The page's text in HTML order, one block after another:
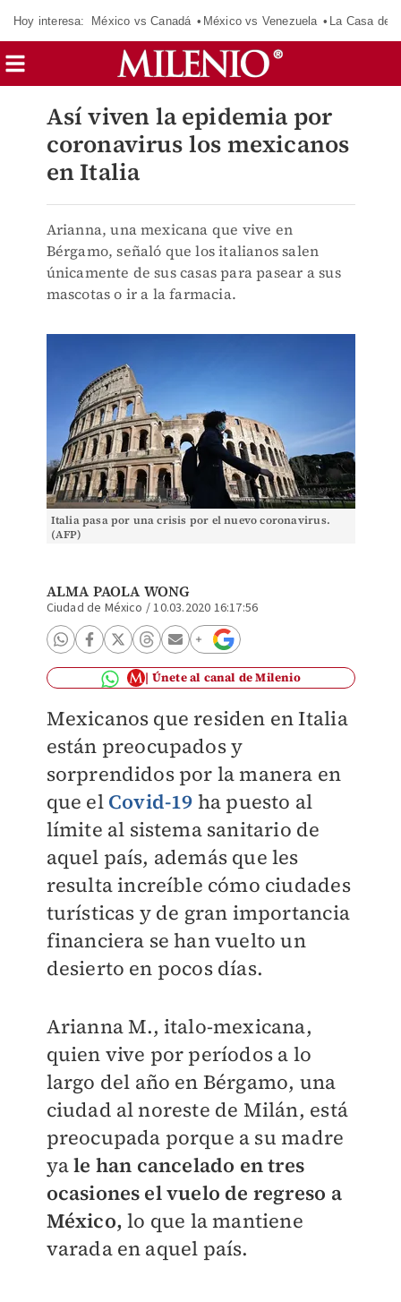
Hoy interesa: México vs Canadá México vs Venezuela La Casa de
Así viven la epidemia por
coronavirus los mexicanos
en Italia
Arianna, una mexicana que vive en
Bérgamo, señaló que los italianos salen
únicamente de sus casas para pasear a sus
mascotas o ir a la farmacia.
Italia pasa por una crisis por el nuevo coronavirus.
(AFP)
ALMA PAOLA WONG
Ciudad de México /10.03.2020 16:17:56
Únete al canal de Milenio
Mexicanos que residen en Italia
están preocupados y
sorprendidos por la manera en
que el Covid-19 ha puesto al
límite al sistema sanitario de
aquel país, además que les
resulta increíble cómo ciudades
turísticas y de gran importancia
financiera se han vuelto un
desierto en pocos días.
Arianna M., italo-mexicana,
quien vive por períodos a lo
largo del año en Bérgamo, una
ciudad al noreste de Milán, está
preocupada porque a su madre
yale han cancelado en tres
ocasiones el vuelo de regreso a
México, lo que la mantiene
varada en aquel país.